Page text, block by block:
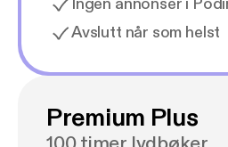
Avslutt når som helst
Premium Plus